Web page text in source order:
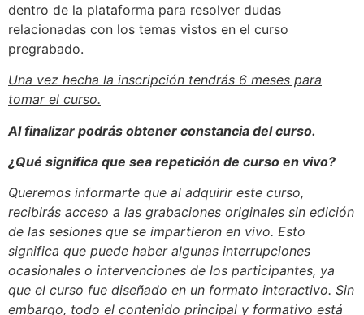
dentro de la plataforma para resolver dudas
relacionadas con los temas vistos en el curso
pregrabado.
Una vez hecha la inscripción tendrás 6 meses para
tomar el curso.
Al finalizar podrás obtener constancia del curso.
¿Qué significa que sea repetición de curso en vivo?
Queremos informarte que al adquirir este curso,
recibirás acceso a las grabaciones originales sin edición
de las sesiones que se impartieron en vivo. Esto
significa que puede haber algunas interrupciones
ocasionales o intervenciones de los participantes, ya
que el curso fue diseñado en un formato interactivo. Sin
embargo, todo el contenido principal y formativo está